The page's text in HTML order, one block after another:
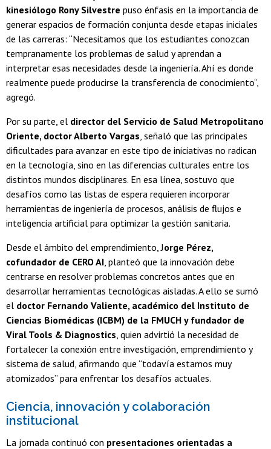
kinesiólogo Rony Silvestre puso énfasis en la importancia de
generar espacios de formación conjunta desde etapas iniciales
de las carreras: “Necesitamos que los estudiantes conozcan
tempranamente los problemas de salud y aprendan a
interpretar esas necesidades desde la ingeniería. Ahí es donde
realmente puede producirse la transferencia de conocimiento”,
agregó.
Por su parte, el director del Servicio de Salud Metropolitano
Oriente, doctor Alberto Vargas, señaló que las principales
dificultades para avanzar en este tipo de iniciativas no radican
en la tecnología, sino en las diferencias culturales entre los
distintos mundos disciplinares. En esa línea, sostuvo que
desafíos como las listas de espera requieren incorporar
herramientas de ingeniería de procesos, análisis de flujos e
inteligencia artificial para optimizar la gestión sanitaria.
Desde el ámbito del emprendimiento, Jorge Pérez,
cofundador de CERO AI, planteó que la innovación debe
centrarse en resolver problemas concretos antes que en
desarrollar herramientas tecnológicas aisladas. A ello se sumó
el doctor Fernando Valiente, académico del Instituto de
Ciencias Biomédicas (ICBM) de la FMUCH y fundador de
Viral Tools & Diagnostics, quien advirtió la necesidad de
fortalecer la conexión entre investigación, emprendimiento y
sistema de salud, afirmando que “todavía estamos muy
atomizados” para enfrentar los desafíos actuales.
Ciencia, innovación y colaboración
institucional
La jornada continuó con presentaciones orientadas a